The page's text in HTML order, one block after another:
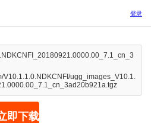
登录
V10.1.1.0.NDKCNFI/ugg_images_V10.1.
即下载